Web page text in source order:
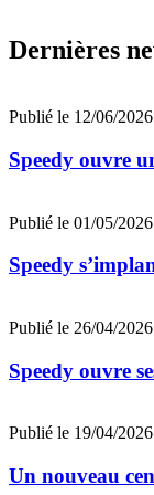
Dernières
Publié le 12/06/2026
Speedy ouvre
Publié le 01/05/2026
Speedy
Publié le 26/04/2026
Speedy ouvre
Publié le 19/04/2026
Un nouveau